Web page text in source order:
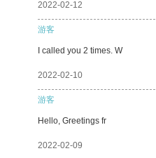
2022-02-12
游客
I called you 2 times. W
2022-02-10
游客
Hello, Greetings fr
2022-02-09